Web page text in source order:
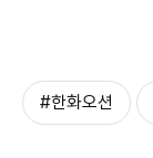
#한화오션